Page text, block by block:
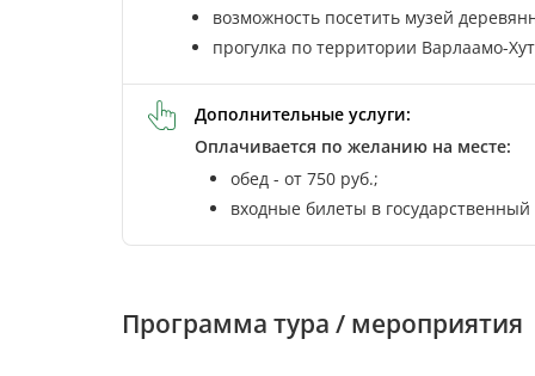
возможность посетить музей
прогулка по территории Варлаамо-
Дополнительные услуги:
Оплачивается по желанию на месте:
обед - от 750 руб.;
входные билеты в
Программа тура / мероприятия